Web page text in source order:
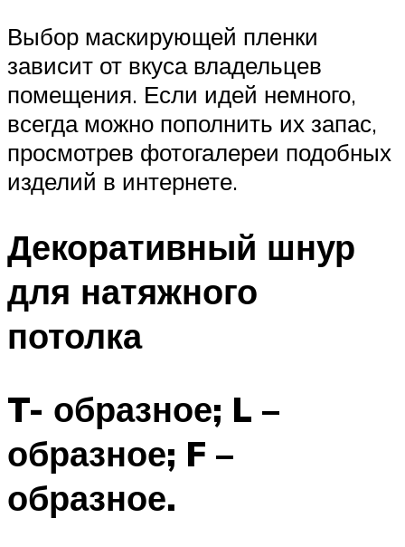
Выбор маскирующей пленки
зависит от вкуса владельцев
помещения. Если идей немного,
всегда можно пополнить их запас,
просмотрев фотогалереи подобных
изделий в интернете.
Декоративный шнур
для натяжного
потолка
T- образное; L –
образное; F –
образное.